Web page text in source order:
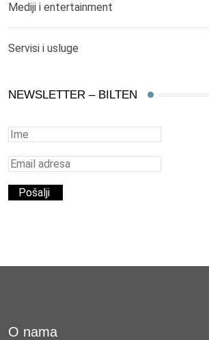
Mediji i entertainment
Servisi i usluge
NEWSLETTER – BILTEN
O nama